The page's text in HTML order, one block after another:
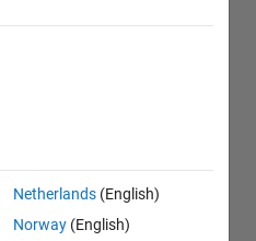
Netherlands (English)
Norway (English)